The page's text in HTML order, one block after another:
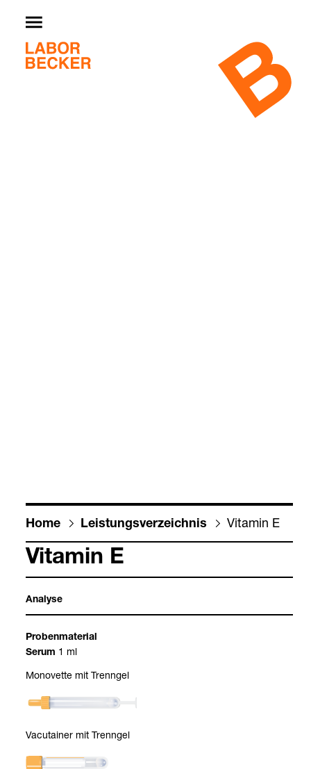
Home Leis­tungs­ver­zeich­nis Vit­amin E
Vit­amin E
Ana­lyse
Pro­ben­ma­te­rial
Serum 1 ml
Mono­vette mit Trenn­gel
Vacu­tai­ner mit Trenn­gel